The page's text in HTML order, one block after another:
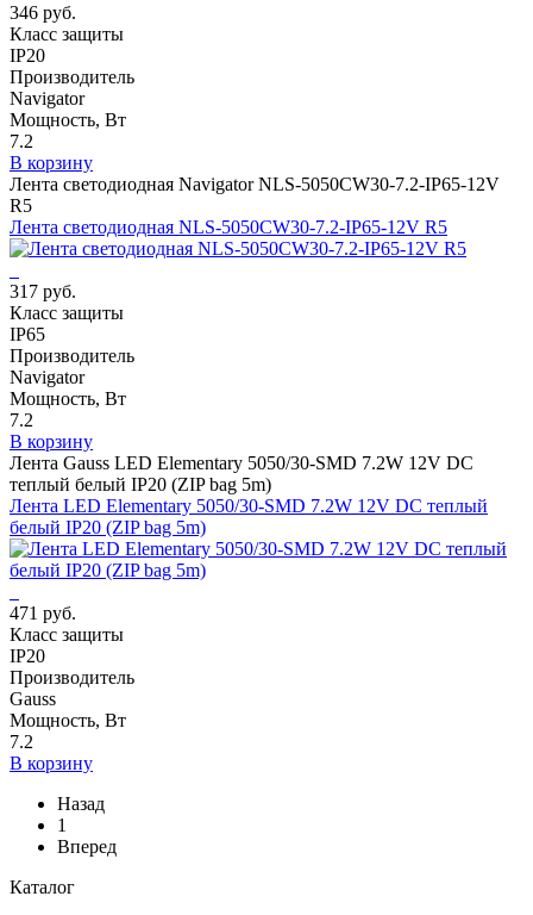
346 руб.
Класс защиты
IP20
Производитель
Navigator
Мощность, Вт
7.2
В корзину
Лента светодиодная Navigator NLS-5050СW30-7.2-IP65-12V
R5
Лента светодиодная NLS-5050СW30-7.2-IP65-12V R5
317 руб.
Класс защиты
IP65
Производитель
Navigator
Мощность, Вт
7.2
В корзину
Лента Gauss LED Elementary 5050/30-SMD 7.2W 12V DC
теплый белый IP20 (ZIP bag 5m)
Лента LED Elementary 5050/30-SMD 7.2W 12V DC теплый
белый IP20 (ZIP bag 5m)
471 руб.
Класс защиты
IP20
Производитель
Gauss
Мощность, Вт
7.2
В корзину
Назад
1
Вперед
Каталог